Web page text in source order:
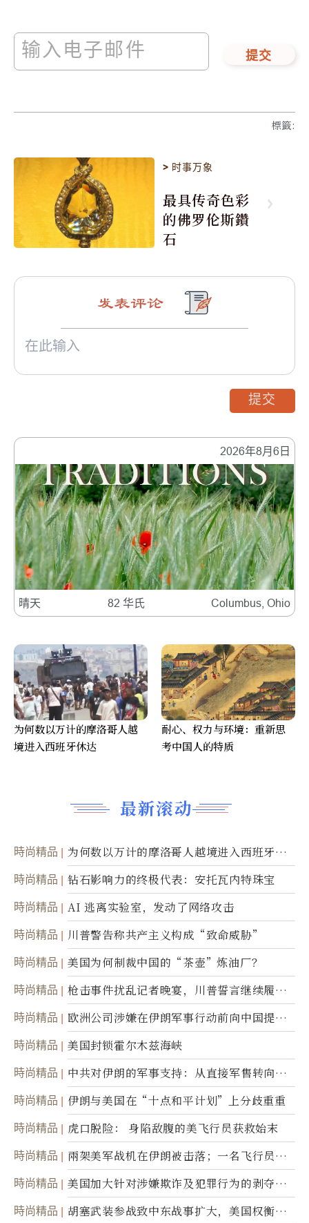
提交
標籤:
> 时事万象
最具传奇色彩
的佛罗伦斯鑽
石
2026年8月6日
晴天 82 华氏 Columbus, Ohio
最新滚动
時尚精品
为何数以万计的摩洛哥人越境进入西班牙休
达
時尚精品 钻石影响力的终极代表：安托瓦内特珠宝
時尚精品 AI 逃离实验室，发动了网络攻击
時尚精品 川普警告称共产主义构成“致命威胁”
時尚精品 美国为何制裁中国的“茶壶”炼油厂？
時尚精品
枪击事件扰乱记者晚宴，川普誓言继续履行
职责
時尚精品
欧洲公司涉嫌在伊朗军事行动前向中国提供
美军基地的卫星图像
時尚精品 美国封锁霍尔木兹海峡
時尚精品
中共对伊朗的军事支持：从直接军售转向间
接技术转让
時尚精品 伊朗与美国在“十点和平计划”上分歧重重
時尚精品 虎口脱险： 身陷敌腹的美飞行员获救始末
時尚精品
兩架美军战机在伊朗被击落；一名飞行员失
踪
時尚精品
美国加大针对涉嫌欺诈及犯罪行为的剥夺公
民权力度
時尚精品
胡塞武装参战致中东战事扩大，美国权衡地
发表评论
提交
为何数以万计的摩洛哥人越
境进入西班牙休达
耐心、权力与环境：重新思
考中国人的特质